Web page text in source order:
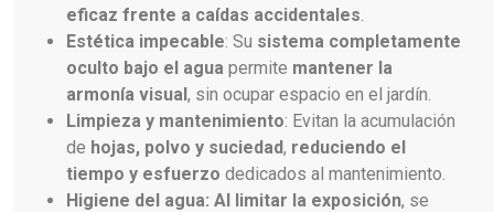
eficaz frente a caídas accidentales
Estética impecable: Su sistema completamente
oculto bajo el agua permite mantener la
armonía visual, sin ocupar espacio en el jardín.
Limpieza y mantenimiento: Evitan la acumulación
de hojas, polvo y suciedad, reduciendo el
tiempo y esfuerzo dedicados al mantenimiento.
Higiene del agua: Al limitar la exposición, se